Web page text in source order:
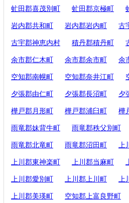
虻田郡喜茂別町 虻田郡京極町
岩内郡共和町 岩内郡岩内町 古
古宇郡神恵内村 積丹郡積丹町
余市郡仁木町 余市郡余市町 余
空知郡南幌町 空知郡奈井江町
夕張郡由仁町 夕張郡長沼町 夕
樺戸郡月形町 樺戸郡浦臼町 樺
雨竜郡妹背牛町 雨竜郡秩父別町
雨竜郡北竜町 雨竜郡沼田町 上
上川郡東神楽町 上川郡当麻町
上川郡愛別町 上川郡上川町 上
上川郡美瑛町 空知郡上富良野町